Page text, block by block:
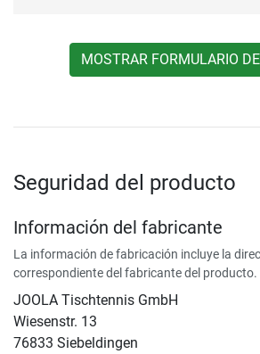
MOSTRAR FORMULARIO
Seguridad del producto
Información del fabricante
La información de fabricación incluye la
correspondiente del fabricante del producto.
JOOLA Tischtennis GmbH
Wiesenstr. 13
76833 Siebeldingen